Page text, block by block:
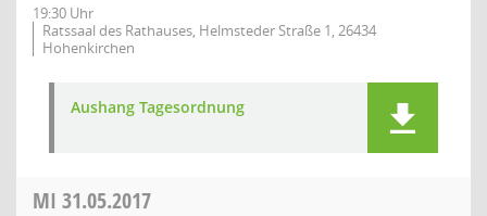
19:30 Uhr
Ratssaal des Rathauses, Helmsteder Straße 1, 26434
Hohenkirchen
Aushang Tagesordnung
MI 31.05.2017